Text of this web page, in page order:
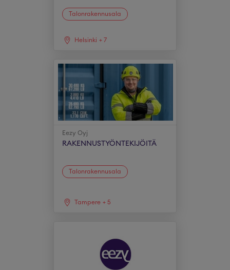
Talonrakennusala
Helsinki + 7
Eezy Oyj
RAKENNUSTYÖNTEKIJÖITÄ
Talonrakennusala
Tampere + 5